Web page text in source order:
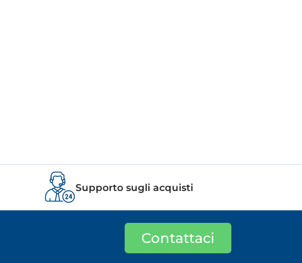
Supporto sugli acquisti
Contattaci